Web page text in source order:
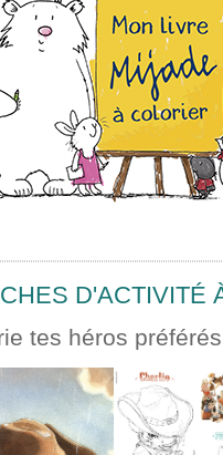
D'ACTIVITÉ
tes héros